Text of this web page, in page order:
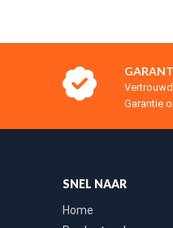
Garantie
SNEL NAAR
Home